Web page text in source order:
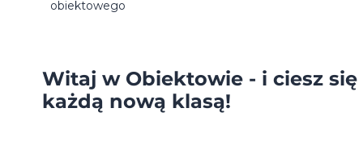
obiektowego
Witaj w Obiektowie - i ciesz się
każdą nową klasą!